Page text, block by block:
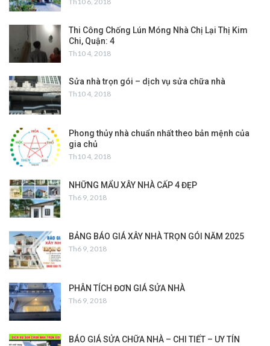
Thi Công Chống Lún Móng Nhà Chị Lại Thị Kim
Chi, Quận: 4
Th10 4, 2018
Sửa nhà trọn gói – dịch vụ sửa chữa nhà
Th10 4, 2018
Phong thủy nhà chuẩn nhất theo bản mệnh của
gia chủ
Th10 4, 2018
NHỮNG MẨU XÂY NHÀ CẤP 4 ĐẸP
Th6 9, 2018
BẢNG BÁO GIÁ XÂY NHÀ TRỌN GÓI NĂM 2025
Th6 9, 2018
PHÂN TÍCH ĐƠN GIÁ SỬA NHÀ
Th6 9, 2018
BÁO GIÁ SỬA CHỮA NHÀ – CHI TIẾT – UY TÍN